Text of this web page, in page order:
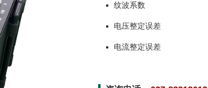
纹波系数
电压整定误差
电流整定误差